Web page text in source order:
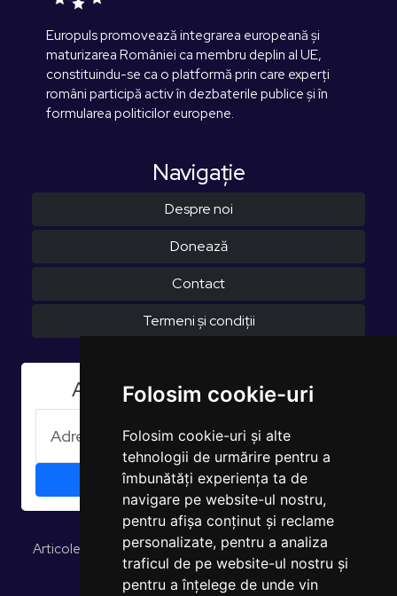
Folosim cookie-uri
Folosim cookie-uri și alte
tehnologii de urmărire pentru a
îmbunătăți experiența ta de
navigare pe website-ul nostru,
pentru afișa conținut și reclame
personalizate, pentru a analiza
traficul de pe website-ul nostru și
pentru a înțelege de unde vin
Europuls promovează integrarea europeană și
maturizarea României ca membru deplin al UE,
constituindu-se ca o platformă prin care experți
români participă activ în dezbaterile publice și în
formularea politicilor europene.
Navigaţie
Despre noi
Donează
Contact
Termeni și condiții
Aboneaza-te la Newsletter
Articole și opiniiStudii și rapoarteEUROPULS Rezultate